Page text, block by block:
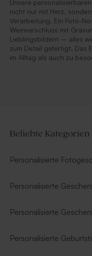
Unsere
nicht nur mit Herz,
Verarbeitung. Ein Foto-
Weinverschluss mit
Lieblingsbildern – alles
zum Detail gefertigt. Das
im Alltag als auch zu
Beliebte Kategorien
Personalisierte
Personalisierte
Personalisierte
Personalisierte